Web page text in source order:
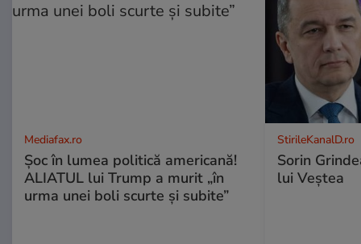
Mediafax.ro
Șoc în lumea politică americană!
ALIATUL lui Trump a murit „în
urma unei boli scurte și subite”
StirileKanalD.ro
Sorin
lui Veștea